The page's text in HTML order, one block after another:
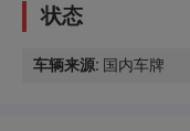
状态
车辆来源: 国内车牌